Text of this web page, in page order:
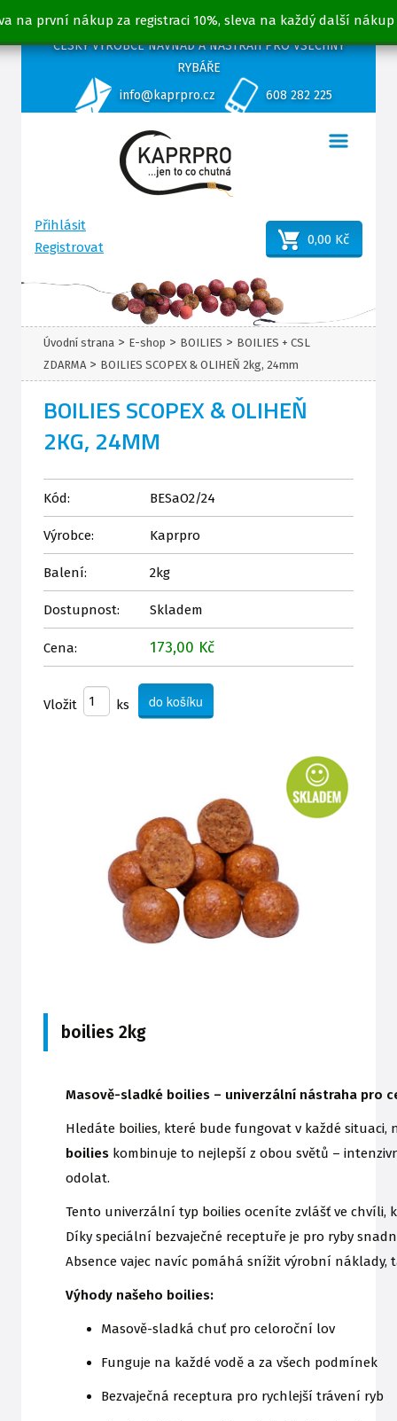
na první nákup za registraci 10%, sleva na každý další nákup
ČESKÝ VÝROBCE NÁVNAD A NÁSTRAH PRO VŠECHNY
RYBÁŘE
info@kaprpro.cz
608 282 225
Přihlásit
Registrovat
0,00 Kč
Úvodní strana > E-shop > BOILIES > BOILIES + CSL
ZDARMA > BOILIES SCOPEX & OLIHEŇ 2kg, 24mm
BOILIES SCOPEX & OLIHEŇ
2KG, 24MM
Kód: BESaO2/24
Výrobce: Kaprpro
Balení: 2kg
Dostupnost: Skladem
Cena: 173,00 Kč
Vložit ks
boilies 2kg
Masově-sladké boilies – univerzální nástraha pro
Hledáte boilies, které bude fungovat v každé situaci,
boilies kombinuje to nejlepší z obou světů –
odolat.
Tento univerzální typ boilies oceníte zvlášť ve
Díky speciální bezvaječné receptuře je pro ryby
Absence vajec navíc pomáhá snížit výrobní
Výhody našeho boilies:
Masově-sladká chuť pro celoroční lov
Funguje na každé vodě a za všech podmínek
Bezvaječná receptura pro rychlejší trávení ryb